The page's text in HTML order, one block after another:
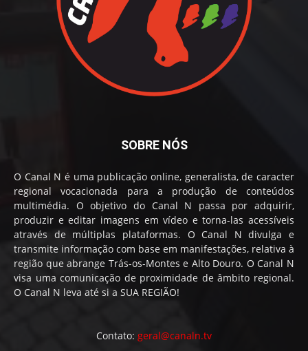
SOBRE NÓS
O Canal N é uma publicação online, generalista, de caracter
regional vocacionada para a produção de conteúdos
multimédia. O objetivo do Canal N passa por adquirir,
produzir e editar imagens em vídeo e torna-las acessíveis
através de múltiplas plataformas. O Canal N divulga e
transmite informação com base em manifestações, relativa à
região que abrange Trás-os-Montes e Alto Douro. O Canal N
visa uma comunicação de proximidade de âmbito regional.
O Canal N leva até si a SUA REGIÃO!
Contato: geral@canaln.tv